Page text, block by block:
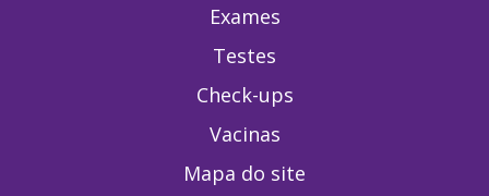
Exames
Testes
Check-ups
Vacinas
Mapa do site